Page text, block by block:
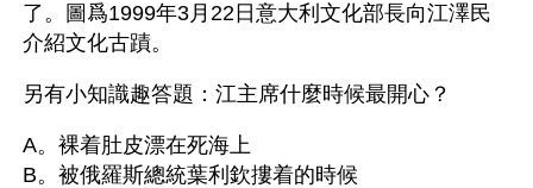
了。圖爲1999年3月22日意大利文化部長向江澤民
介紹文化古蹟。
另有小知識趣答題：江主席什麼時候最開心？
A。裸着肚皮漂在死海上
B。被俄羅斯總統葉利欽摟着的時候